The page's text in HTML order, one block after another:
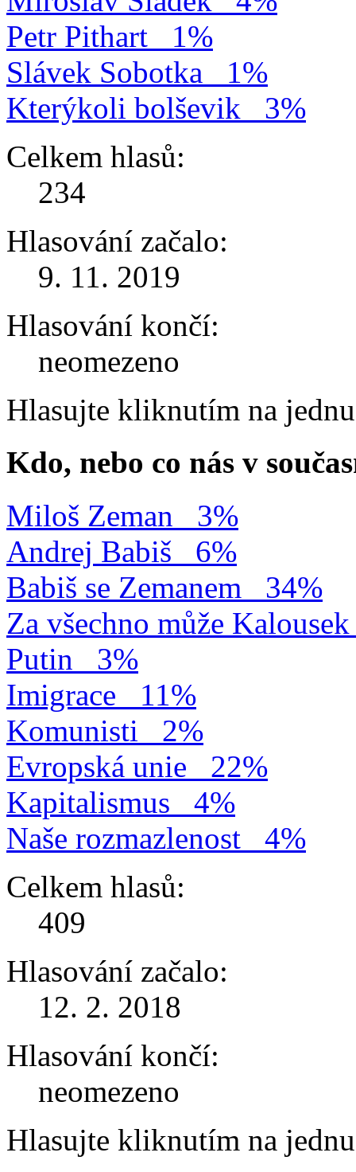
Petr Pithart
1%
Slávek Sobotka
1%
Kterýkoli bolševik
3%
Celkem hlasů:
234
Hlasování začalo:
9. 11. 2019
Hlasování končí:
neomezeno
Hlasujte kliknutím na
Kdo, nebo co nás v
Miloš Zeman
3%
Andrej Babiš
6%
Babiš se Zemanem
34%
Za všechno může Kalousek
Putin
3%
Imigrace
11%
Komunisti
2%
Evropská unie
22%
Kapitalismus
4%
Naše rozmazlenost
4%
Celkem hlasů:
409
Hlasování začalo:
12. 2. 2018
Hlasování končí:
neomezeno
Hlasujte kliknutím na